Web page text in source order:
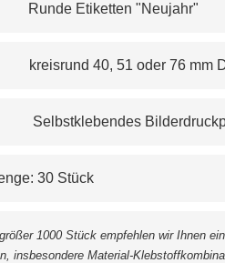
Runde Etiketten "Neujahr"
kreisrund 40, 51 oder 76
Selbstklebendes
30 Stück
1000 Stück empfehlen wir Ihnen
insbesondere Material-